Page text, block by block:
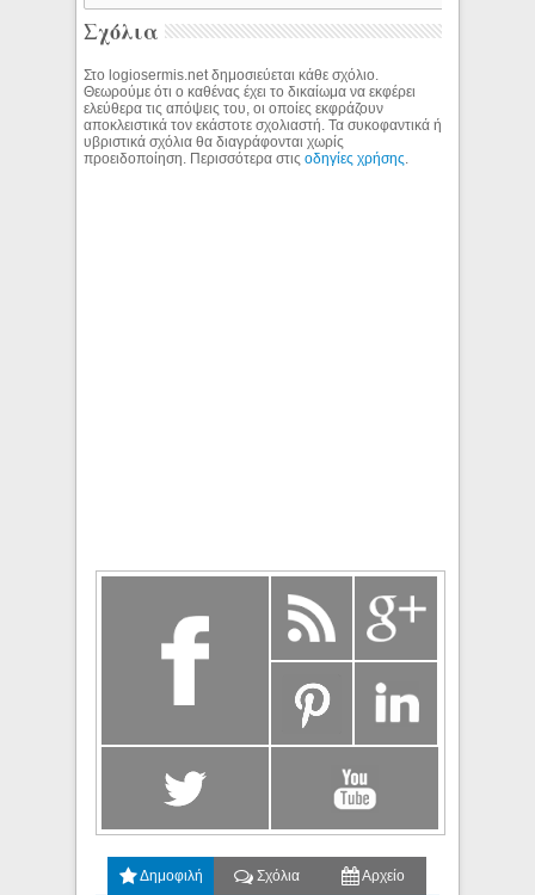
Σχόλια
Στο logiosermis.net δημοσιεύεται κάθε σχόλιο.
Θεωρούμε ότι ο καθένας έχει το δικαίωμα να εκφέρει
ελεύθερα τις απόψεις του, οι οποίες εκφράζουν
αποκλειστικά τον εκάστοτε σχολιαστή. Τα συκοφαντικά ή
υβριστικά σχόλια θα διαγράφονται χωρίς
προειδοποίηση. Περισσότερα στιςοδηγίες χρήσης
Δημοφιλή Σχόλια Αρχείο